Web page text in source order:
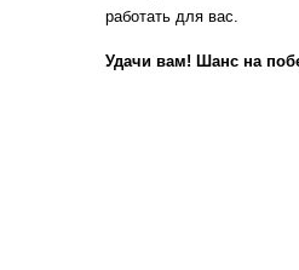
работать для вас.
Удачи вам! Шанс на